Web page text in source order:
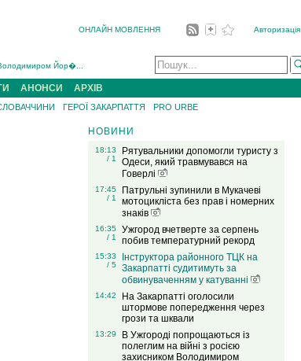
ОНЛАЙН МОВЛЕННЯ Авторизація
Володимиром Йор�...
який два роки �...
(ФОТО)[/gree...
АНОНСИ АРХІВ
ГЕРОЇ ЗАКАРПАТТЯ PRO URBE
НОВИНИ
18:13
/ 1
Рятувальники допомогли туристу з
Одеси, який травмувався на
Говерлі
17:45
/ 1
Патрульні зупинили в Мукачеві
мотоцикліста без прав і номерних
знаків
16:35
/ 1
Ужгород вчетверте за серпень
побив температурний рекорд
15:33
/ 5
Інструктора районного ТЦК на
Закарпатті судитимуть за
обвинуваченням у катуванні
14:42
На Закарпатті оголосили
штормове попередження через
грози та шквали
13:29
В Ужгороді попрощаються із
полеглим на війні з росією
захисником Володимиром